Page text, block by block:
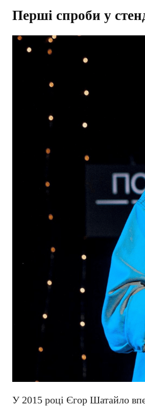
Перші спроби у
У 2015 році Єгор Шатайло